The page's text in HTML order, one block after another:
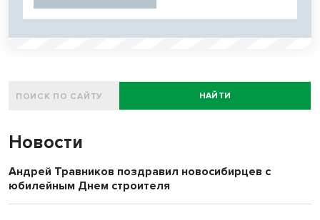
НАЙТИ
Новости
Андрей Травников поздравил новосибирцев с
юбилейным Днем строителя